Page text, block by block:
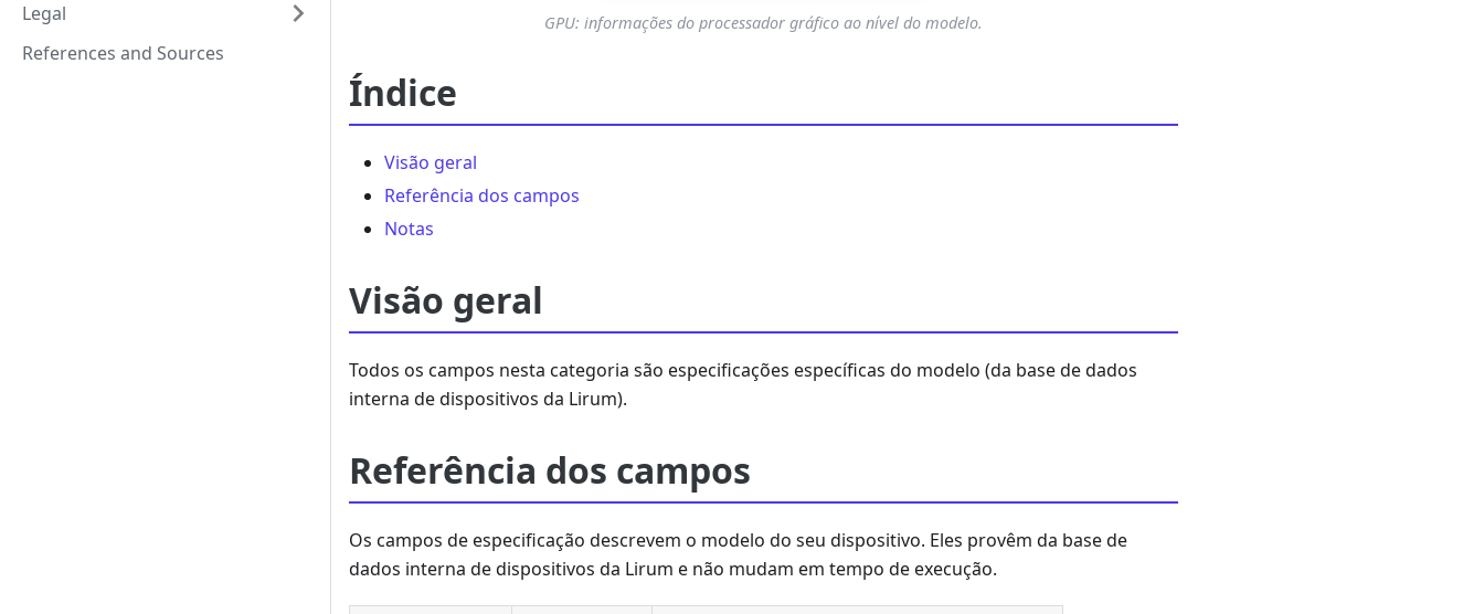
Legal
References and Sources
GPU: informações do processador gráfico ao nível do modelo.
Índice
Visão geral
Referência dos campos
Notas
Visão geral
Todos os campos nesta categoria são especificações específicas do modelo (da base de dados
interna de dispositivos da Lirum).
Referência dos campos
Os campos de especificação descrevem o modelo do seu dispositivo. Eles provêm da base de
dados interna de dispositivos da Lirum e não mudam em tempo de execução.